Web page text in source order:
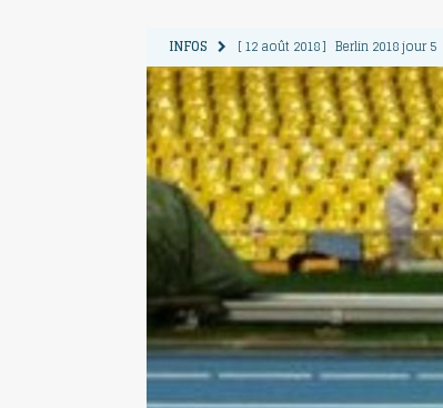
INFOS [ 12 août 2018 ] Berlin 2018 jour 5
[ 11 août 2018 ] Berlin 2018 jour 4
[ 10 août 2018 ] Berlin 2018 Jour 3
[ 9 août 2018 ] Berlin 2018 jour 2
[ 13 août 2018 ] Berlin 2018 jour 6